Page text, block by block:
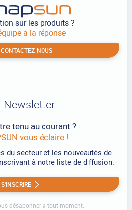
sur les produits ?
a la réponse
CONTACTEZ-NOUS
Newsletter
tenu au courant ?
vous éclaire !
du secteur et les nouveautés de
à notre liste de diffusion.
S'INSCRIRE
désabonner à tout moment.